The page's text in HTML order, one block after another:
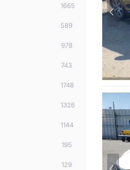
1665
589
978
743
1748
1326
1144
195
129